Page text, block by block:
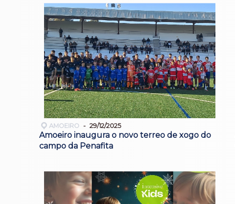
AMOEIRO 29/12/2025
Amoeiro inaugura o novo terreo de xogo do
campo da Penafita